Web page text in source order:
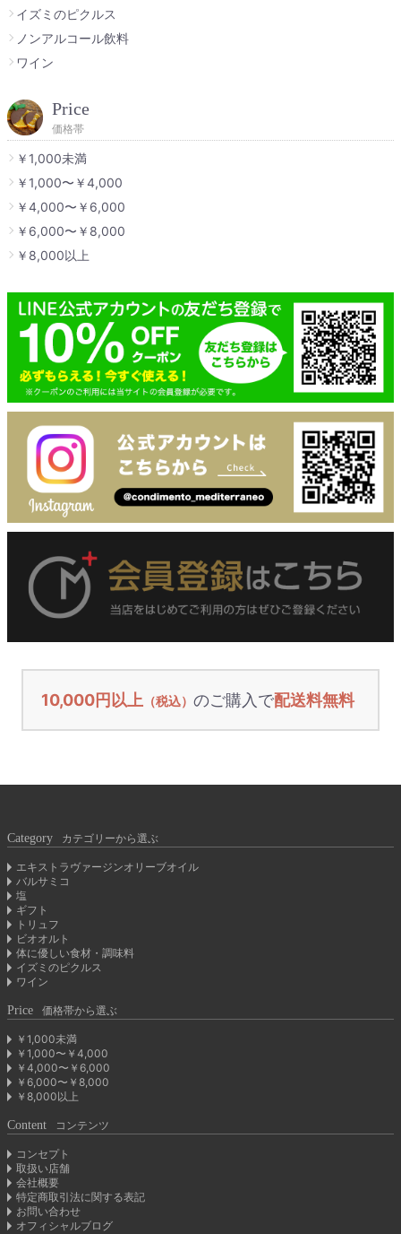
イズミのピクルス
ノンアルコール飲料
ワイン
Price
価格帯
￥1,000未満
￥1,000〜￥4,000
￥4,000〜￥6,000
￥6,000〜￥8,000
￥8,000以上
10,000円以上 （税込） のご購入で配送料無料
Category カテゴリーから選ぶ
エキストラヴァージンオリーブオイル
バルサミコ
塩
ギフト
トリュフ
ビオオルト
体に優しい食材・調味料
イズミのピクルス
ワイン
Price 価格帯から選ぶ
￥1,000未満
￥1,000〜￥4,000
￥4,000〜￥6,000
￥6,000〜￥8,000
￥8,000以上
Content コンテンツ
コンセプト
取扱い店舗
会社概要
特定商取引法に関する表記
お問い合わせ
オフィシャルブログ